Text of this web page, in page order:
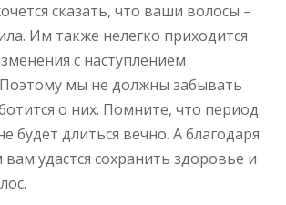
сказать, что ваши волосы –
Им также нелегко приходится
с наступлением
мы не должны забывать
о них. Помните, что период
будет длиться вечно. А благодаря
удастся сохранить здоровье и